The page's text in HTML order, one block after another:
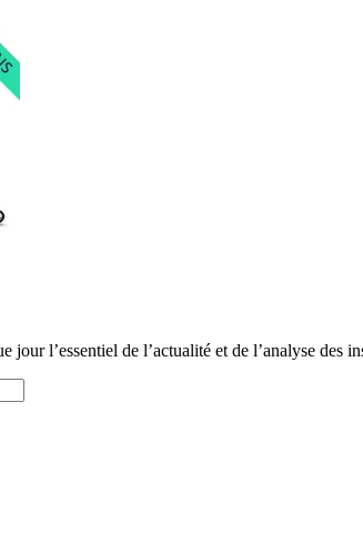
l’essentiel de l’actualité et de l’analyse